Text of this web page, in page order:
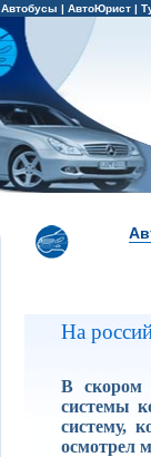
Автобусы | АвтоЮрист |
На
В скором
системы
систему,
осмотрел